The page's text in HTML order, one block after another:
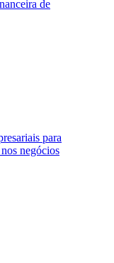
de
para
negócios